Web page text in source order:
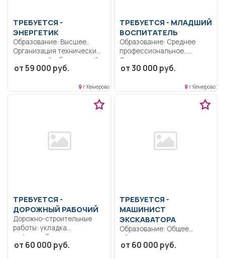
ТРЕБУЕТСЯ -
ЭНЕРГЕТИК
Образование: Высшее..
Организация технически
правильной и безопасной
эксплуатации,
от 59 000 руб.
г Кемерово
ТРЕБУЕТСЯ - МЛАДШИЙ
ВОСПИТАТЕЛЬ
Образование: Среднее
профессиональное..
Санитарное состояние
группы, помощь
от 30 000 руб.
г Кемерово
ТРЕБУЕТСЯ -
ДОРОЖНЫЙ РАБОЧИЙ
Дорожно-строительные
работы: укладка
асфальтобетонных слоев,
монтаж бортового камня,
от 60 000 руб.
ТРЕБУЕТСЯ -
МАШИНИСТ
ЭКСКАВАТОРА
Образование: Общее
образование.. Строго
соблюдать правила
от 60 000 руб.